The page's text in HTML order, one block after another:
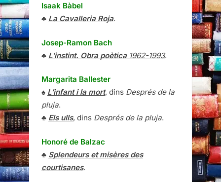
Isaak Bàbel
♣ La Cavalleria Roja.
Josep-Ramon Bach
♣ L’instint. Obra poètica1962-1993.
Margarita Ballester
♠ L’infant i la mort, dins Després de la
pluja.
♣ Els ulls, dins Després de la pluja.
Honoré de Balzac
♣ Splendeurs et misères des
courtisanes.